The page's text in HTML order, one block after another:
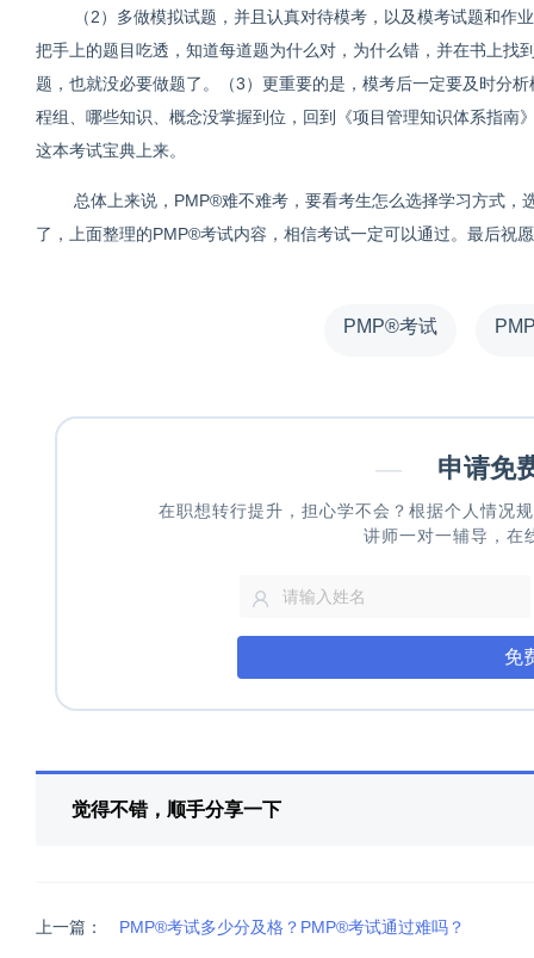
（2）多做模拟试题，并且认真对待模考，以及模考试题和
把手上的题目吃透，知道每道题为什么对，为什么错，并在书上
题，也就没必要做题了。（3）更重要的是，模考后一定要及时分
程组、哪些知识、概念没掌握到位，回到《项目管理知识体系指
这本考试宝典上来。
总体上来说，PMP®难不难考，要看考生怎么选择学习方式
了，上面整理的PMP®考试内容，相信考试一定可以通过。最后祝
PMP®考试
— 申请免
在职想转行提升，担心学不会？根据个人情况
讲师一对一辅导，在
免
觉得不错，顺手分享一下
上一篇： PMP®考试多少分及格？PMP®考试通过难吗？